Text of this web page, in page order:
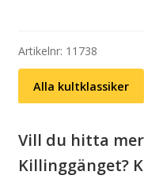
ett
datum
(svart
eller
mängd
Artikelnr: 11738
Alla kultklassiker
Vill du hitta
Killinggänget?